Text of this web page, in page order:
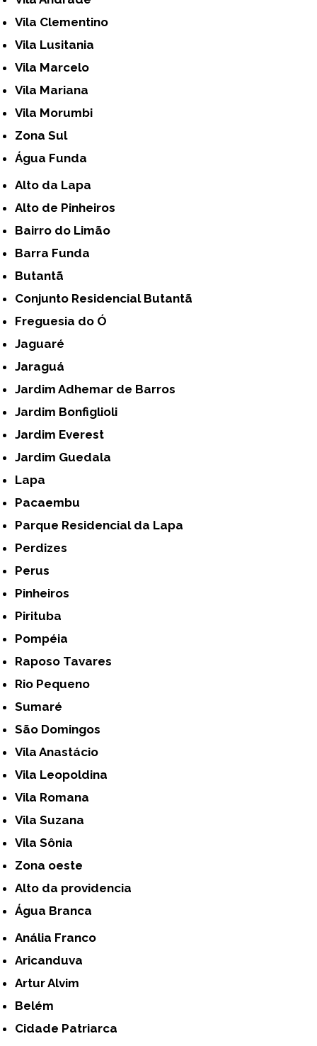
Vila Clementino
Vila Lusitania
Vila Marcelo
Vila Mariana
Vila Morumbi
Zona Sul
Água Funda
Alto da Lapa
Alto de Pinheiros
Bairro do Limão
Barra Funda
Butantã
Conjunto Residencial Butantã
Freguesia do Ó
Jaguaré
Jaraguá
Jardim Adhemar de Barros
Jardim Bonfiglioli
Jardim Everest
Jardim Guedala
Lapa
Pacaembu
Parque Residencial da Lapa
Perdizes
Perus
Pinheiros
Pirituba
Pompéia
Raposo Tavares
Rio Pequeno
Sumaré
São Domingos
Vila Anastácio
Vila Leopoldina
Vila Romana
Vila Suzana
Vila Sônia
Zona oeste
alto da providencia
Água Branca
Anália Franco
Aricanduva
Artur Alvim
Belém
Cidade Patriarca